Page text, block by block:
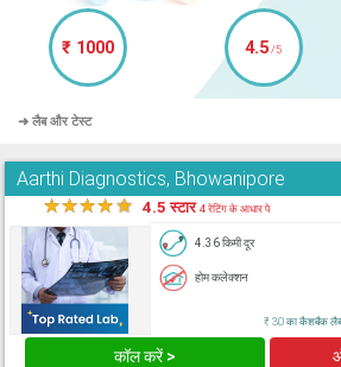
₹ 1000 4.5/5
➜ लैब और टेस्ट
Aarthi Diagnostics, Bhowanipore
★★★★★ 4.5 स्टार4 रेटिंग के आधार पे
4.36 किमी दूर
होम कलेक्शन
₹ 30 का कैशबैक
कॉल करें >